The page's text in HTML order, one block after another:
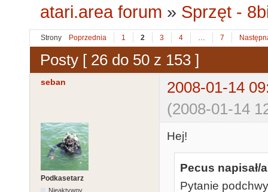
atari.area forum » Sprzęt -
Strony Poprzednia 1 2 3 4 … 7
Posty [ 26 do 50 z 153 ]
seban
2008-01-14
(2008-01-14
Podkasetarz
Nieaktywny
Hej!
Pecus napisał/
Pytanie